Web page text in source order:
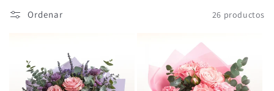
l
Ordenar 26 productos